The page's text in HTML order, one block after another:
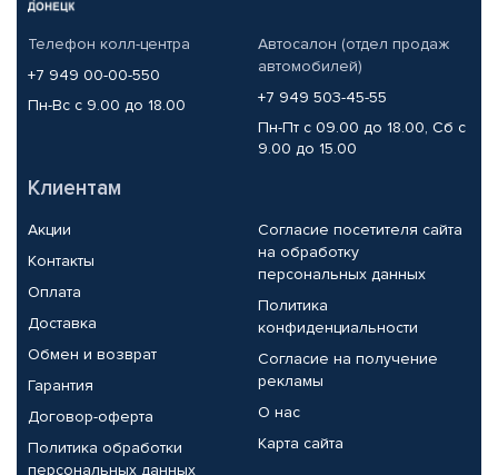
Телефон колл-центра
+7 949 00-00-550
Пн-Вс с 9.00 до 18.00
Автосалон (отдел продаж
автомобилей)
+7 949 503-45-55
Пн-Пт с 09.00 до 18.00, Сб с
9.00 до 15.00
Клиентам
Акции
Контакты
Оплата
Доставка
Обмен и возврат
Гарантия
Договор-оферта
Политика обработки
персональных данных
Согласие посетителя сайта
на обработку
персональных данных
Политика
конфиденциальности
Согласие на получение
рекламы
О нас
Карта сайта